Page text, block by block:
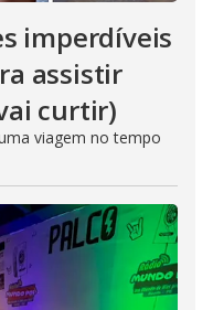
imperdíveis
assistir
curtir)
viagem no tempo